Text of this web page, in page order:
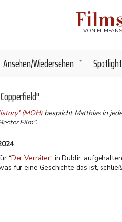
VON
+
Ansehen/Wiedersehen Spotlight
(MOH)bespricht Matthias in
Film".
“Der Verräter“ in Dublin
für eine Geschichte das ist,